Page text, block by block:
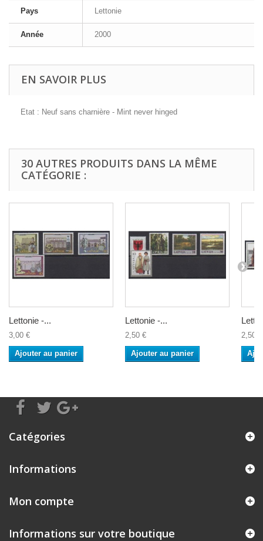
Pays Lettonie
Année 2000
EN SAVOIR PLUS
Etat : Neuf sans charnière - Mint never hinged
30 AUTRES PRODUITS DANS LA MÊME
CATÉGORIE :
Lettonie -...
3,00 €
Ajouter au panier
Lettonie -...
2,50 €
Ajouter au panier
2,50 €
Catégories
Informations
Mon compte
Informations sur votre boutique